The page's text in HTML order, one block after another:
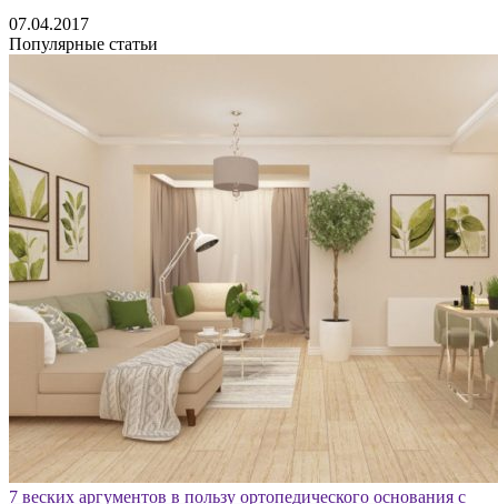
07.04.2017
Популярные статьи
7 веских аргументов в пользу ортопедического основания с